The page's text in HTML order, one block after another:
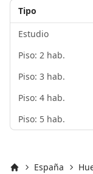
Tipo
Estudio
Piso: 2 hab.
Piso: 3 hab.
Piso: 4 hab.
Piso: 5 hab.
España